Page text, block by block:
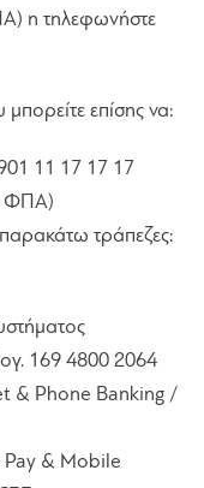
η τηλεφωνήστε
επίσης να:
11 17 17 17
ΦΠΑ)
τράπεζες:
169 4800 2064
& Phone Banking /
Pay & Mobile